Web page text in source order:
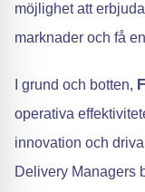
möjlighet att
marknader och få
I grund och botten,
operativa
innovation och driva
Delivery Managers